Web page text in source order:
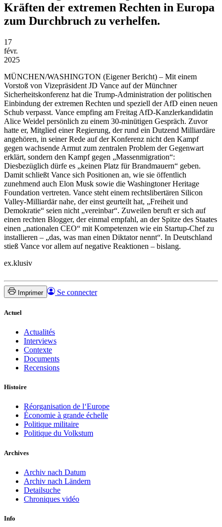
Kräften der extremen Rechten in Europa
zum Durchbruch zu verhelfen.
17
févr.
2025
MÜNCHEN/WASHINGTON (Eigener Bericht) – Mit einem
Vorstoß von Vizepräsident JD Vance auf der Münchner
Sicherheitskonferenz hat die Trump-Administration der politischen
Einbindung der extremen Rechten und speziell der AfD einen neuen
Schub verpasst. Vance empfing am Freitag AfD-Kanzlerkandidatin
Alice Weidel persönlich zu einem 30-minütigen Gespräch. Zuvor
hatte er, Mitglied einer Regierung, der rund ein Dutzend Milliardäre
angehören, in seiner Rede auf der Konferenz nicht den Kampf
gegen wachsende Armut zum zentralen Problem der Gegenwart
erklärt, sondern den Kampf gegen „Massenmigration“:
Diesbezüglich dürfe es „keinen Platz für Brandmauern“ geben.
Damit schließt Vance sich Positionen an, wie sie öffentlich
zunehmend auch Elon Musk sowie die Washingtoner Heritage
Foundation vertreten. Vance steht einem rechtslibertären Silicon
Valley-Milliardär nahe, der einst geurteilt hat, „Freiheit und
Demokratie“ seien nicht „vereinbar“. Zuweilen beruft er sich auf
einen rechten Blogger, der einmal empfahl, an der Spitze des Staates
einen „nationalen CEO“ mit Kompetenzen wie ein Startup-Chef zu
installieren – „das, was man einen Diktator nennt“. In Deutschland
stieß Vance vor allem auf negative Reaktionen – bislang.
ex.klusiv
Imprimer Se connecter
Actuel
Actualités
Interviews
Contexte
Documents
Recensions
Histoire
Réorganisation de l‘Europe
Économie à grande échelle
Politique militaire
Politique du Volkstum
Archives
Archiv nach Datum
Archiv nach Ländern
Detailsuche
Chroniques vidéo
Info